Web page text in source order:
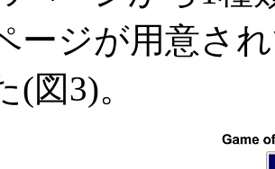
ージが用意さ
(図3)。